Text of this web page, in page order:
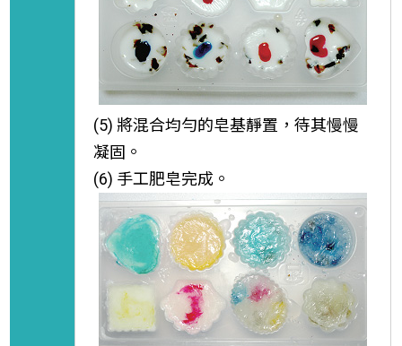
(5) 將混合均勻的皂基靜置，待其慢慢
凝固。
(6) 手工肥皂完成。